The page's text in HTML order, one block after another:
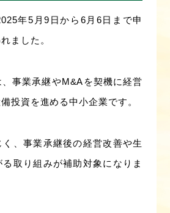
年5月9日から6月6日まで申
ました。
事業承継やM&Aを契機に経営
投資を進める中小企業です。
、事業承継後の経営改善や生
取り組みが補助対象になりま